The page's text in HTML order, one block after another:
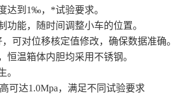
达到1‰，*试验要求。
功能，随时间调整小车的位置。
可对位移核定值修改，确保数据准确。
恒温箱体内胆均采用不锈钢。
。
可达1.0Mpa，满足不同试验要求